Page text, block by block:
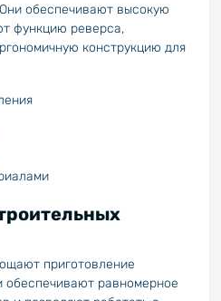
обеспечивают высокую
функцию реверса,
конструкцию для
приготовление
обеспечивают равномерное